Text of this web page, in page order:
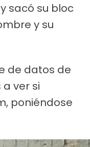
sacó su bloc
y su
de datos de
ver si
poniéndose